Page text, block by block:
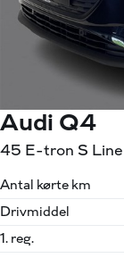
Audi Q4
45 E-tron S
Antal kørte km
Drivmiddel
1. reg.